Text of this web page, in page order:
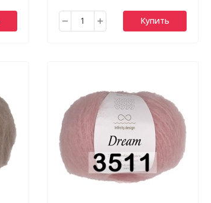
Купить